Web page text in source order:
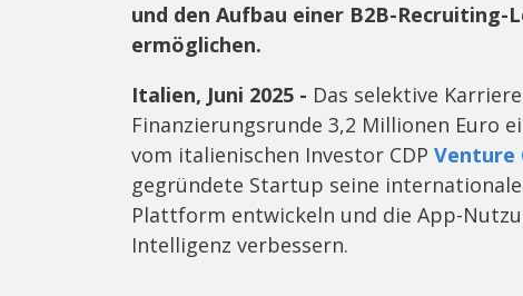
und den Aufbau einer B2B-
ermöglichen.
Italien, Juni 2025 - Das selektive
Finanzierungsrunde 3,2 Millionen Euro
vom italienischen Investor CDP Venture
gegründete Startup seine
Plattform entwickeln und die App-
Intelligenz verbessern.